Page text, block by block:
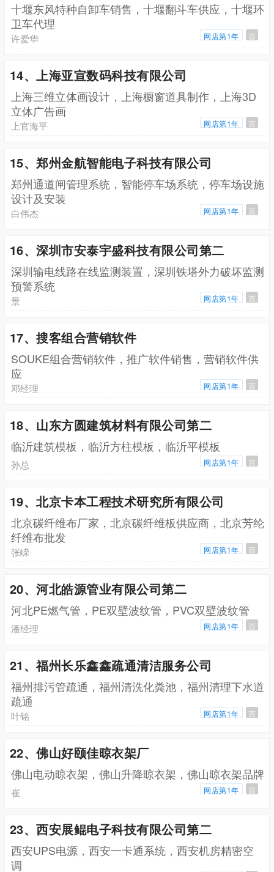
十堰东风特种自卸车销售，十堰翻斗车供应，十堰环
卫车代理
许爱华 网店第1年 百
14、上海亚宣数码科技有限公司
上海三维立体画设计，上海橱窗道具制作，上海3D
立体广告画
上官海平 网店第1年 百
15、郑州金航智能电子科技有限公司
郑州通道闸管理系统，智能停车场系统，停车场设施
设计及安装
白伟杰 网店第1年 百
16、深圳市安泰宇盛科技有限公司第二
深圳输电线路在线监测装置，深圳铁塔外力破坏监测
预警系统
景 网店第1年 百
17、搜客组合营销软件
SOUKE组合营销软件，推广软件销售，营销软件供
应
邓经理 网店第1年 百
18、山东方圆建筑材料有限公司第二
临沂建筑模板，临沂方柱模板，临沂平模板
孙总 网店第1年 百
19、北京卡本工程技术研究所有限公司
北京碳纤维布厂家，北京碳纤维板供应商，北京芳纶
纤维布批发
张嵘 网店第1年 百
20、河北皓源管业有限公司第二
河北PE燃气管，PE双壁波纹管，PVC双壁波纹管
潘经理 网店第1年 百
21、福州长乐鑫鑫疏通清洁服务公司
福州排污管疏通，福州清洗化粪池，福州清理下水道
疏通
叶铭 网店第1年 百
22、佛山好颐佳晾衣架厂
佛山电动晾衣架，佛山升降晾衣架，佛山晾衣架品牌
崔 网店第1年 百
23、西安展鲲电子科技有限公司第二
西安UPS电源，西安一卡通系统，西安机房精密空
调